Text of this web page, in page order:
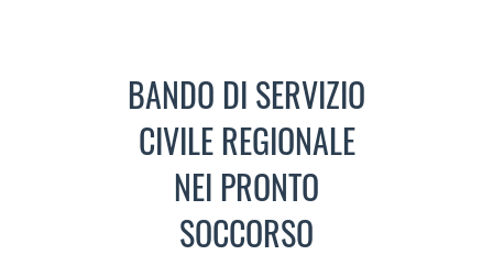
BANDO DI SERVIZIO
CIVILE REGIONALE
NEI PRONTO
SOCCORSO